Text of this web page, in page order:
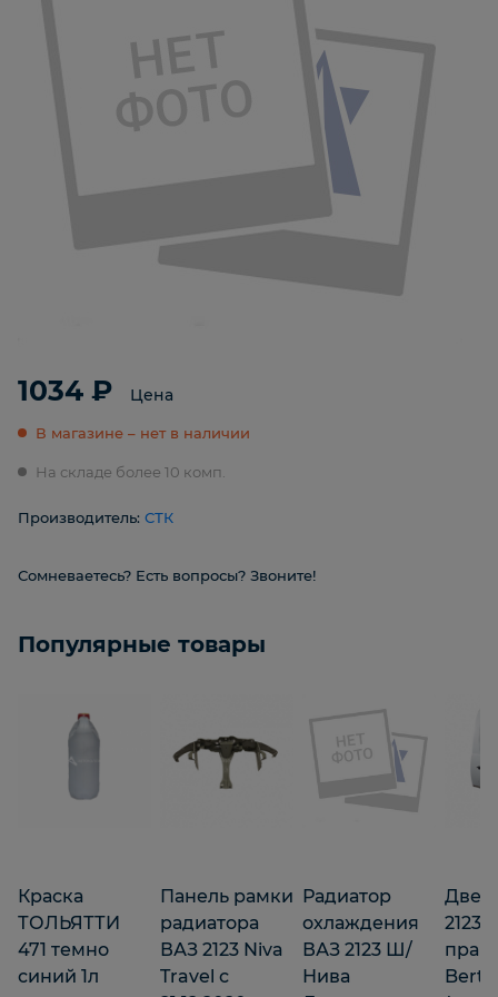
1034 ₽ Цена
В магазине – нет в наличии
На складе более 10 комп.
Производитель: СТК
Сомневаетесь? Есть вопросы? Звоните!
Популярные товары
Краска
ТОЛЬЯТТИ
471 темно
синий 1л
Панель рамки
радиатора
ВАЗ 2123 Niva
Travel с
Радиатор
охлаждения
ВАЗ 2123 Ш/
Нива
2123